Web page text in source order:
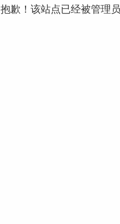
抱歉！该站点已经被管理